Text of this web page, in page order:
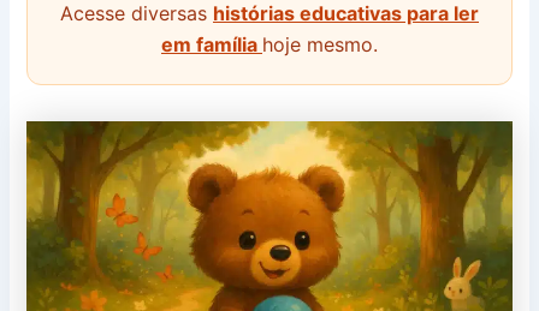
Acesse diversas histórias educativas para ler
em família hoje mesmo.